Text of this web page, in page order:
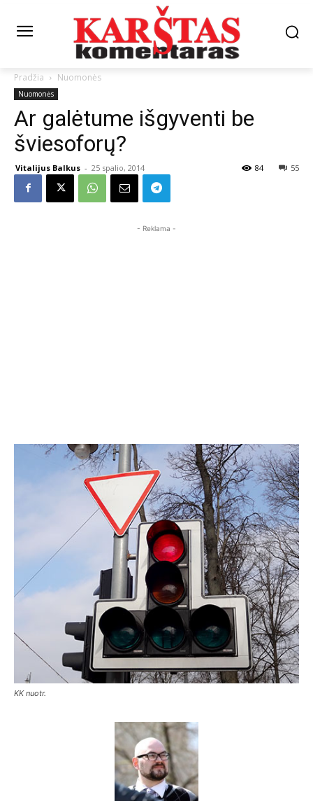
Pradžia Nuomonės
Nuomonės
Ar galėtume išgyventi be
šviesoforų?
Vitalijus Balkus - 25 spalio, 2014 55
84
- Reklama -
KK nuotr.